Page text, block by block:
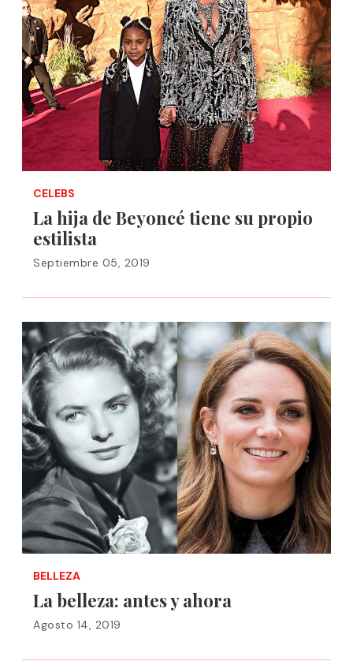
CELEBS
La hija de Beyoncé tiene su propio
estilista
Septiembre 05, 2019
BELLEZA
La belleza: antes y ahora
Agosto 14, 2019